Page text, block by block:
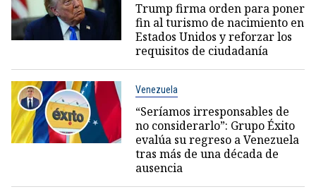
Trump firma orden para poner
fin al turismo de nacimiento en
Estados Unidos y reforzar los
requisitos de ciudadanía
Venezuela
“Seríamos irresponsables de
no considerarlo”: Grupo Éxito
evalúa su regreso a Venezuela
tras más de una década de
ausencia